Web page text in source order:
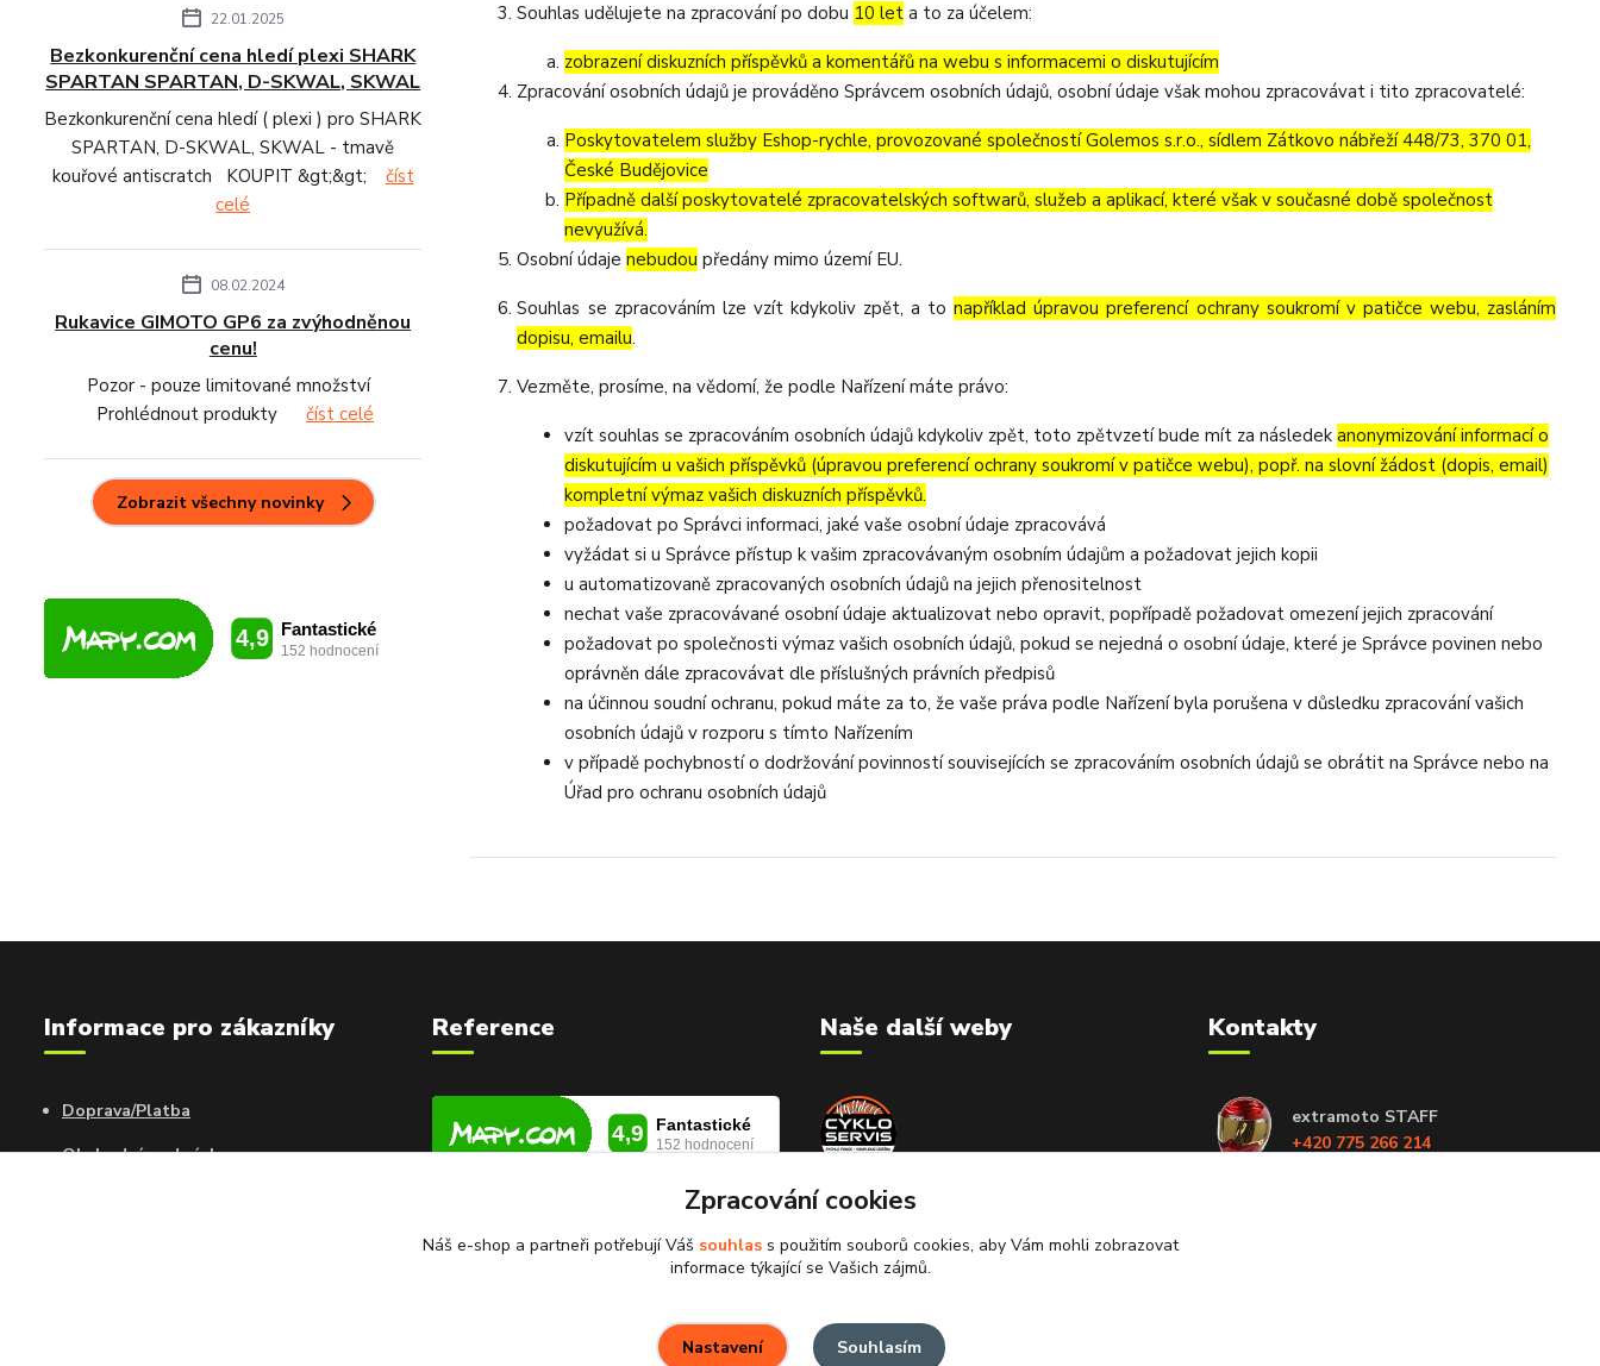
22.01.2025
Bezkonkurenční cena hledí plexi SHARK
SPARTAN SPARTAN, D-SKWAL, SKWAL
Bezkonkurenční cena hledí ( plexi ) pro SHARK
SPARTAN, D-SKWAL, SKWAL - tmavě
kouřové antiscratch KOUPIT &gt;&gt; číst
celé
08.02.2024
Rukavice GIMOTO GP6 za zvýhodněnou
cenu!
Pozor - pouze limitované množství
Prohlédnout produktyčíst celé
Zobrazit všechny novinky
Souhlas udělujete na zpracování po dobu 10 let a to za účelem:
zobrazení diskuzních příspěvků a komentářů na webu s informacemi o diskutujícím
Zpracování osobních údajů je prováděno Správcem osobních údajů, osobní údaje však mohou zpracovávat i tito zpracovatelé:
Poskytovatelem služby Eshop-rychle, provozované společností Golemos s.r.o., sídlem Zátkovo nábřeží 448/73, 370 01,
České Budějovice
Případně další poskytovatelé zpracovatelských softwarů, služeb a aplikací, které však v současné době společnost
nevyužívá.
Osobní údajenebudou předány mimo území EU.
Souhlas se zpracováním lze vzít kdykoliv zpět, a tonapříklad úpravou preferencí ochrany soukromí v patičce webu, zasláním
dopisu, emailu.
Vezměte, prosíme, na vědomí, že podle Nařízení máte právo:
vzít souhlas se zpracováním osobních údajů kdykoliv zpět, toto zpětvzetí bude mít za následekanonymizování informací o
diskutujícím u vašich příspěvků (úpravou preferencí ochrany soukromí v patičce webu), popř. na slovní žádost (dopis, email)
kompletní výmaz vašich diskuzních příspěvků.
požadovat po Správci informaci, jaké vaše osobní údaje zpracovává
vyžádat si u Správce přístup k vašim zpracovávaným osobním údajům a požadovat jejich kopii
u automatizovaně zpracovaných osobních údajů na jejich přenositelnost
nechat vaše zpracovávané osobní údaje aktualizovat nebo opravit, popřípadě požadovat omezení jejich zpracování
požadovat po společnosti výmaz vašich osobních údajů, pokud se nejedná o osobní údaje, které je Správce povinen nebo
oprávněn dále zpracovávat dle příslušných právních předpisů
na účinnou soudní ochranu, pokud máte za to, že vaše práva podle Nařízení byla porušena v důsledku zpracování vašich
osobních údajů v rozporu s tímto Nařízením
v případě pochybností o dodržování povinností souvisejících se zpracováním osobních údajů se obrátit na Správce nebo na
Úřad pro ochranu osobních údajů
Informace pro zákazníky
Doprava/Platba
Obchodní podmínky
Reference Naše další weby
CYKLOSERVIS Frymburk
Kontakty
extramoto STAFF
+420 775 266 214
Zpracování cookies
Náš e-shop a partneři potřebují Váš souhlass použitím souborů cookies, aby Vám mohli zobrazovat
informace týkající se Vašich zájmů.
Nastavení Souhlasím